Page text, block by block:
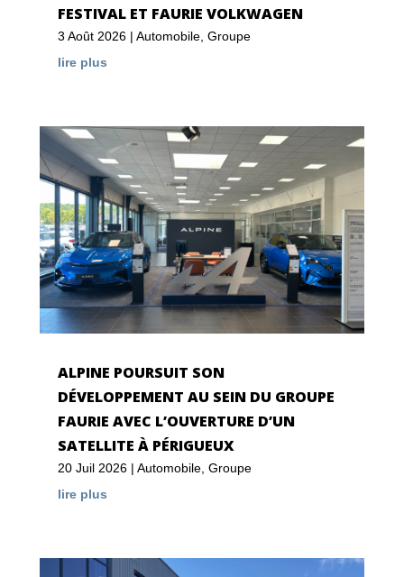
FESTIVAL ET FAURIE VOLKWAGEN
3 Août 2026| Automobile, Groupe
lire plus
ALPINE POURSUIT SON
DÉVELOPPEMENT AU SEIN DU GROUPE
FAURIE AVEC L’OUVERTURE D’UN
SATELLITE À PÉRIGUEUX
20 Juil 2026| Automobile, Groupe
lire plus